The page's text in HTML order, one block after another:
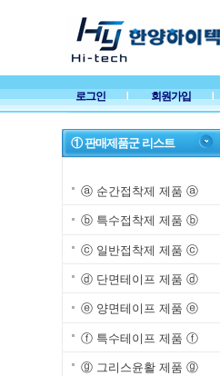
로그인 회원가입
① 판매제품군 리스트
ⓐ 순간접착제 제품 ⓐ
ⓑ 특수접착제 제품 ⓑ
ⓒ 일반접착제 제품 ⓒ
ⓓ 단면테이프 제품 ⓓ
ⓔ 양면테이프 제품 ⓔ
ⓕ 특수테이프 제품 ⓕ
ⓖ 그리스윤활 제품 ⓖ